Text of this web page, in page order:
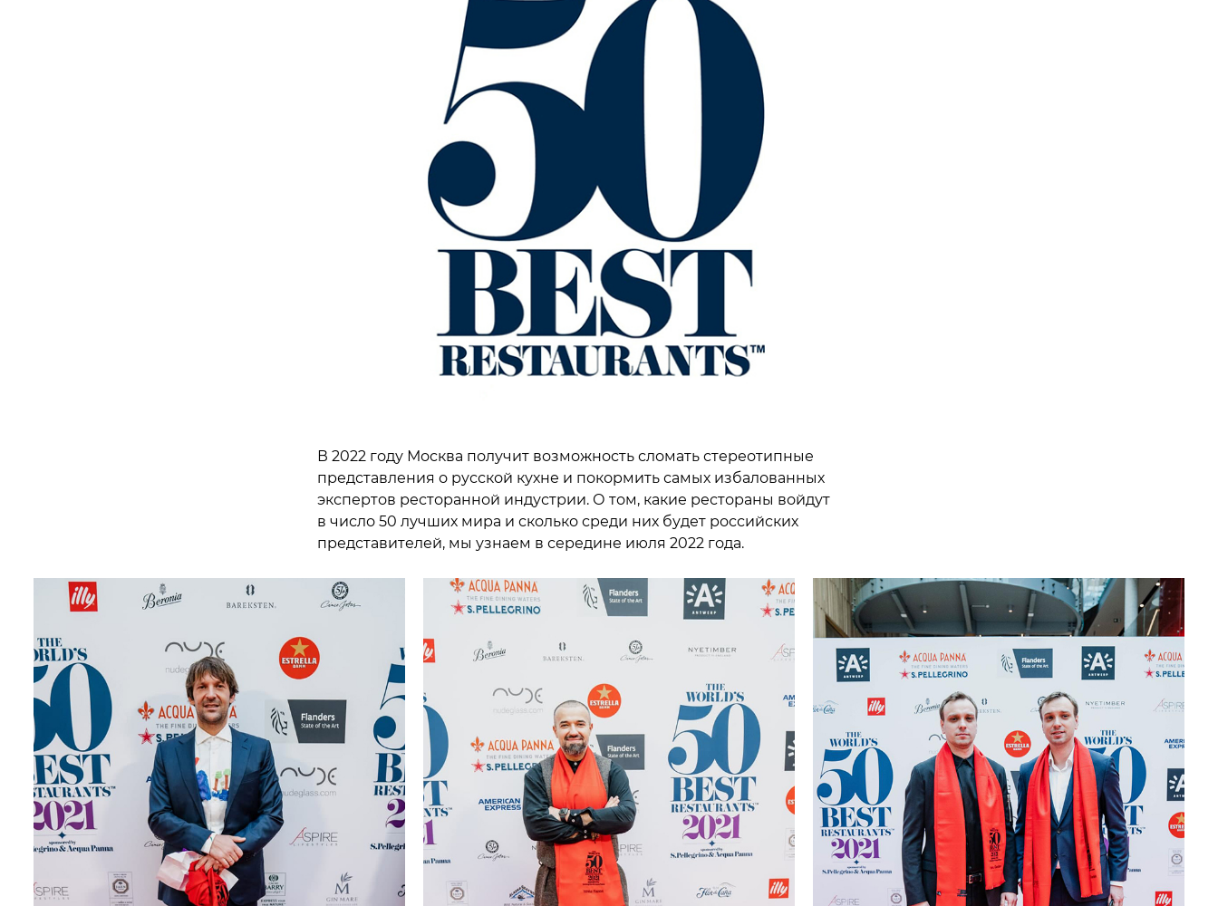
В 2022 году Москва получит возможность сломать стереотипные
представления о русской кухне и покормить самых избалованных
экспертов ресторанной индустрии. О том, какие рестораны войдут
в число 50 лучших мира и сколько среди них будет российских
представителей, мы узнаем в середине июля 2022 года.